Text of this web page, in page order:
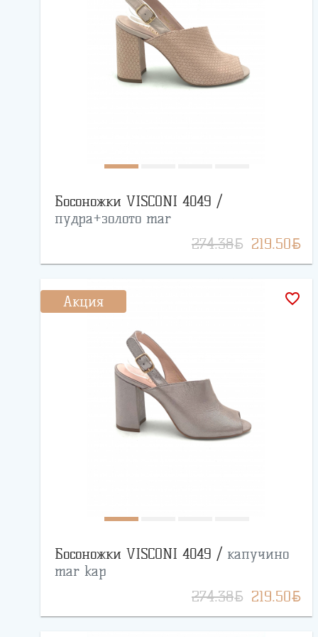
Босоножки VISCONI 4049 /
пудра+золото mar
274.38BYN 219.50BYN
Акция favorite_border
Босоножки VISCONI 4049 / капучино
mar kap
274.38BYN 219.50BYN